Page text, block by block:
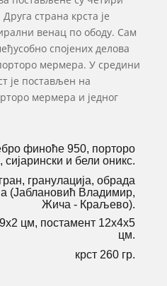
страна крста је
венац по ободу. Сам
спојених делова
мермера. У средини
је постављен на
мермера и једног
финоће 950, порторо
и бели оникс.
гранулација, обрада
(Јаблановић Владимир,
Жича - Краљево).
цм, постамент 12х4х5
цм.
крст 260 гр.